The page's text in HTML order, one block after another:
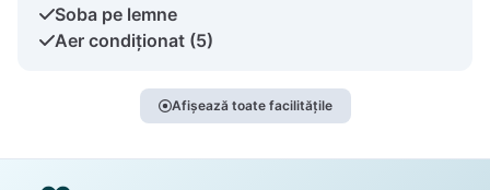
Soba pe lemne
Aer condiționat (5)
Afișează toate facilitățile